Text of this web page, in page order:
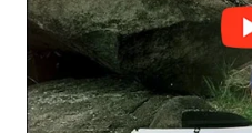
WN
KARO
WN
SIMALUNGUN